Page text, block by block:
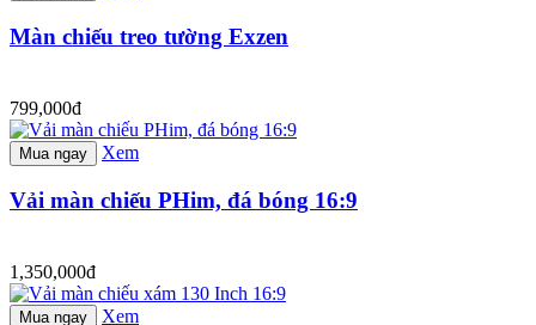
Màn chiếu treo tường Exzen
799,000đ
Mua ngay Xem
Vải màn chiếu PHim, đá bóng 16:9
1,350,000đ
Mua ngay Xem